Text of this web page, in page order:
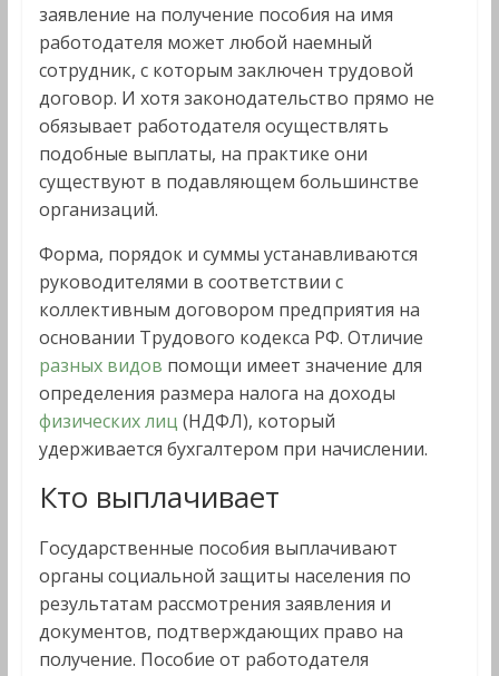
заявление на получение пособия на имя
работодателя может любой наемный
сотрудник, с которым заключен трудовой
договор. И хотя законодательство прямо не
обязывает работодателя осуществлять
подобные выплаты, на практике они
существуют в подавляющем большинстве
организаций.
Форма, порядок и суммы устанавливаются
руководителями в соответствии с
коллективным договором предприятия на
основании Трудового кодекса РФ. Отличие
разных видов помощи имеет значение для
определения размера налога на доходы
физических лиц (НДФЛ), который
удерживается бухгалтером при начислении.
Кто выплачивает
Государственные пособия выплачивают
органы социальной защиты населения по
результатам рассмотрения заявления и
документов, подтверждающих право на
получение. Пособие от работодателя